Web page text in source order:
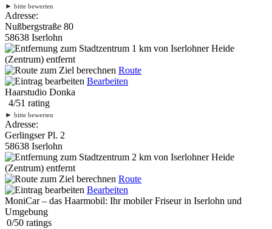
► bitte bewerten
Adresse:
Nußbergstraße 80
58638 Iserlohn
1 km von Iserlohner Heide
(Zentrum) entfernt
Route
Bearbeiten
Haarstudio Donka
4/51 rating
► bitte bewerten
Adresse:
Gerlingser Pl. 2
58638 Iserlohn
2 km von Iserlohner Heide
(Zentrum) entfernt
Route
Bearbeiten
MoniCar – das Haarmobil: Ihr mobiler Friseur in Iserlohn und
Umgebung
0/50 ratings